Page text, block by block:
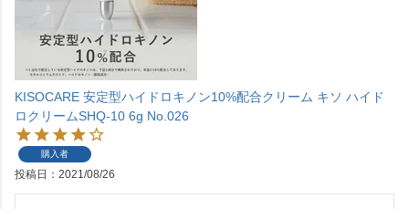
KISOCARE 安定型ハイドロキノン10%配合クリーム キソ ハイド
ロクリームSHQ-10 6g No.026
購入者
投稿日 2021/08/26